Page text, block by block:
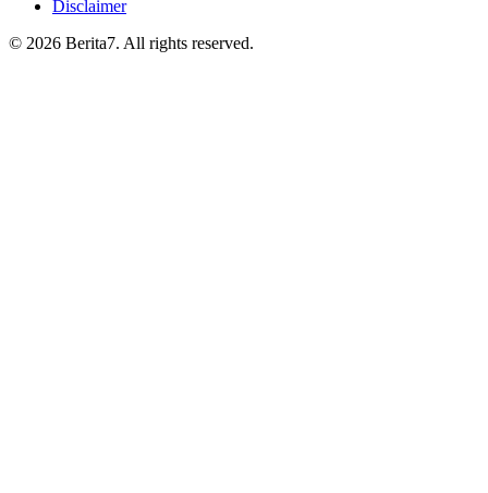
Disclaimer
© 2026 Berita7. All rights reserved.